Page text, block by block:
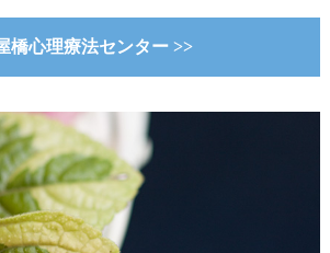
橋心理療法センター >>